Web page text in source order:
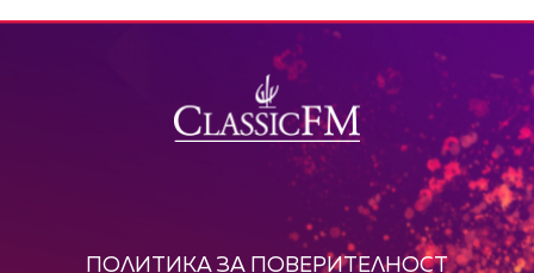
ПОЛИТИКА ЗА ПОВЕРИТЕЛНОСТ